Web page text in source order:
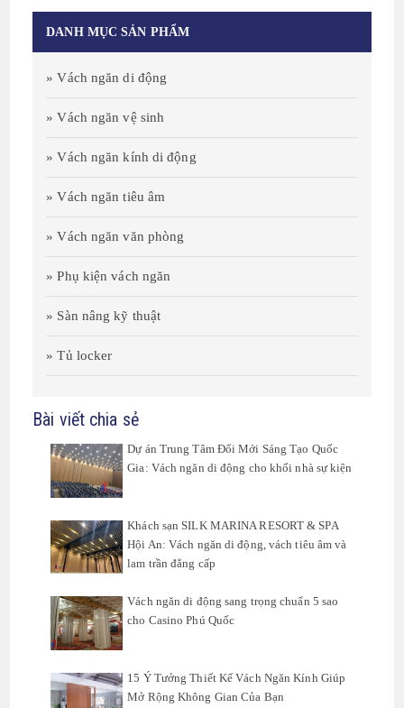
DANH MỤC SẢN PHẨM
» Vách ngăn di động
» Vách ngăn vệ sinh
» Vách ngăn kính di động
» Vách ngăn tiêu âm
» Vách ngăn văn phòng
» Phụ kiện vách ngăn
» Sàn nâng kỹ thuật
» Tủ locker
Bài viết chia sẻ
Dự án Trung Tâm Đổi Mới Sáng Tạo Quốc
Gia: Vách ngăn di động cho khối nhà sự kiện
Khách sạn SILK MARINA RESORT & SPA
Hội An: Vách ngăn di động, vách tiêu âm và
lam trần đẳng cấp
Vách ngăn di động sang trọng chuẩn 5 sao
cho Casino Phú Quốc
15 Ý Tưởng Thiết Kế Vách Ngăn Kính Giúp
Mở Rộng Không Gian Của Bạn